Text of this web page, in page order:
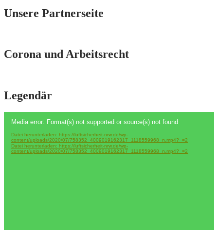
Unsere Partnerseite
Corona und Arbeitsrecht
Legendär
Player
Media error: Format(s) not supported or source(s) not found
Datei herunterladen: https://luftsicherheit-nrw.de/wp-
content/uploads/2020/07/758352_4009019162317_1118559968_n.mp4?_=2
Datei herunterladen: https://luftsicherheit-nrw.de/wp-
content/uploads/2020/07/758352_4009019162317_1118559968_n.mp4?_=2